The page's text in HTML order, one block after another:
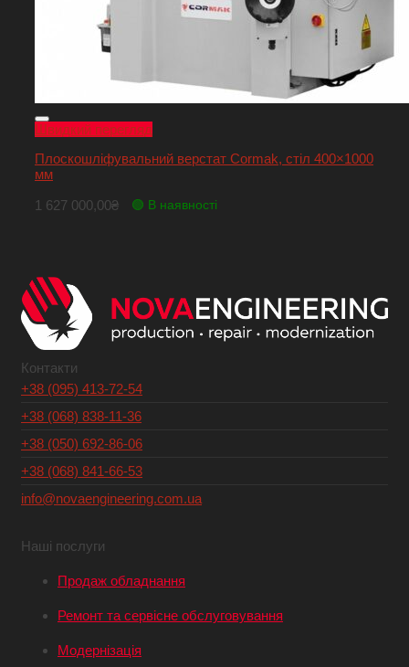
Швидкий перегляд
Плоскошліфувальний верстат Cormak, стіл 400×1000
мм
1 627 000,00₴ 🟢 В наявності
Контакти
+38 (095) 413-72-54
+38 (068) 838-11-36
+38 (050) 692-86-06
+38 (068) 841-66-53
info@novaengineering.com.ua
Наші послуги
Продаж обладнання
Ремонт та сервісне обслуговування
Модернізація